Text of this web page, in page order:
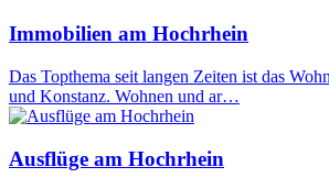
Immobilien am Hochrhein
Das Topthema seit langen Zeiten ist das
und Konstanz. Wohnen und ar…
Ausflüge am Hochrhein